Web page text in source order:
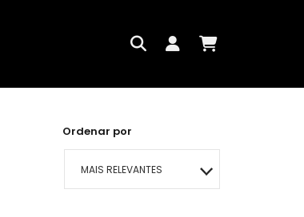
Ordenar por
MAIS RELEVANTES